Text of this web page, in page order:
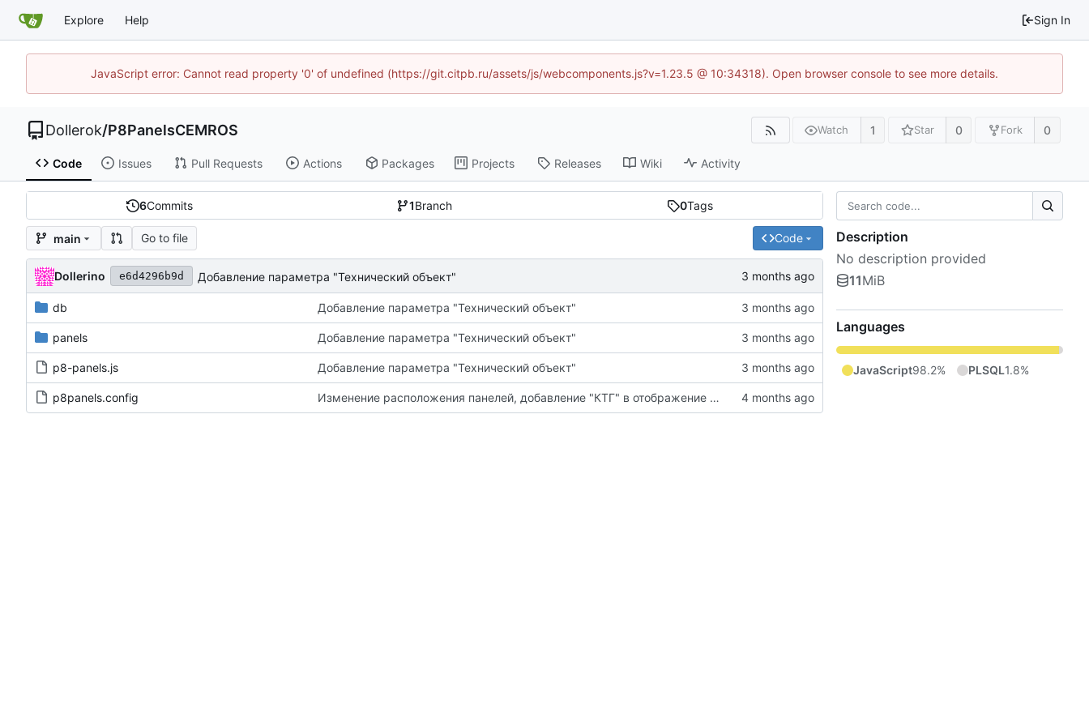
Explore Help Sign In
JavaScript error: Cannot read property '0' of undefined (https://git.citpb.ru/assets/js/webcomponents.js?v=1.23.5 @ 10:34318). Open browser console to see more details.
Dollerok/P8PanelsCEMROS Watch 1 Star 0 Fork 0
Code Issues Pull Requests Actions Packages Projects Releases Wiki Activity
6Commits 1Branch 0Tags
main Go to file Code
Dollerino e6d4296b9d Добавление параметра "Технический объект"
db Добавление параметра "Технический объект"
panels Добавление параметра "Технический объект"
p8-panels.js Добавление параметра "Технический объект"
p8panels.config Изменение расположения панелей, добавление "КТГ" в отображение фильтра
Description
No description provided
11MiB
Languages
JavaScript98.2% PLSQL1.8%